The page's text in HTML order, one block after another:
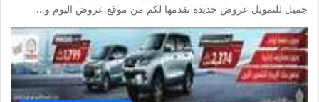
جميل للتمويل عروض جديدة نقدمها لكم من موقع عروض اليوم و…